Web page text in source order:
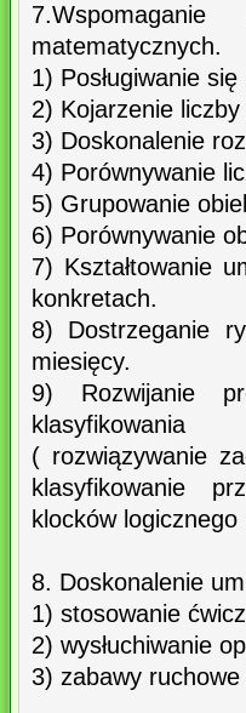
matematycznych.
1) Posługiwanie
2) Kojarzenie
3) Doskonalenie
4) Porównywanie
5) Grupowanie
6) Porównywanie
7) Kształtowanie
konkretach.
8) Dostrzeganie
miesięcy.
9) Rozwijanie
klasyfikowania
( rozwiązywanie
klasyfikowanie
klocków logicznego
8. Doskonalenie
1) stosowanie
2) wysłuchiwanie
3) zabawy